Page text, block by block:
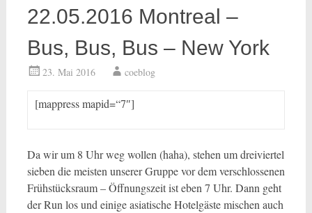
22.05.2016 Montreal –
Bus, Bus, Bus – New York
23. Mai 2016 coeblog
[mappress mapid=“7″]
Da wir um 8 Uhr weg wollen (haha), stehen um dreiviertel
sieben die meisten unserer Gruppe vor dem verschlossenen
Frühstücksraum – Öffnungszeit ist eben 7 Uhr. Dann geht
der Run los und einige asiatische Hotelgäste mischen auch